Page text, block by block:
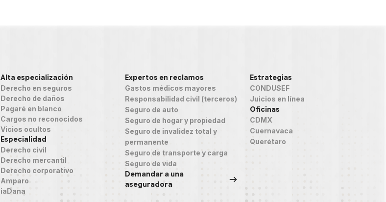
Alta especialización
Derecho en seguros
Derecho de daños
Pagaré en blanco
Cargos no reconocidos
Vicios ocultos
Especialidad
Derecho civil
Derecho mercantil
Derecho corporativo
Amparo
iaDana
Expertos en reclamos
Gastos médicos mayores
Responsabilidad civil (terceros)
Seguro de auto
Seguro de hogar y propiedad
Seguro de invalidez total y
permanente
Seguro de transporte y carga
Seguro de vida
Demandar a una
aseguradora
Estrategias
CONDUSEF
Juicios en línea
Oficinas
CDMX
Cuernavaca
Querétaro